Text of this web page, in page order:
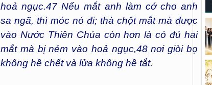
hoả ngục.47 Nếu mắt anh làm cớ cho anh
sa ngã, thì móc nó đi; thà chột mắt mà được
vào Nước Thiên Chúa còn hơn là có đủ hai
mắt mà bị ném vào hoả ngục,48nơi giòi bọ
không hề chết và lửa không hề tắt.